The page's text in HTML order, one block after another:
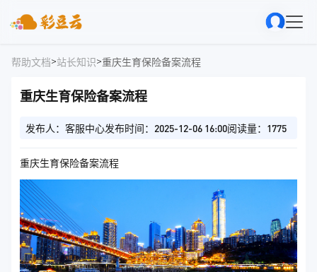
帮助文档>站长知识>重庆生育保险备案流程
重庆生育保险备案流程
发布人：客服中心发布时间：2025-12-06 16:00阅读量：1775
重庆生育保险备案流程